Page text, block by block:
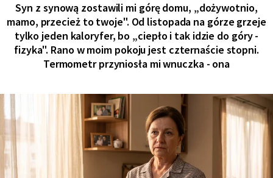
Syn z synową zostawili mi górę domu, „dożywotnio,
mamo, przecież to twoje". Od listopada na górze grzeje
tylko jeden kaloryfer, bo „ciepło i tak idzie do góry -
fizyka". Rano w moim pokoju jest czternaście stopni.
Termometr przyniosła mi wnuczka - ona